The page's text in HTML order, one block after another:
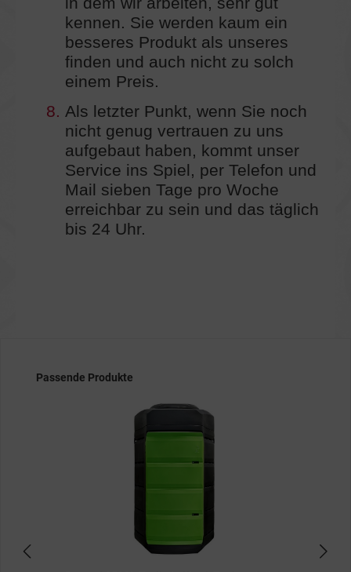
kennen. Sie werden kaum ein
besseres Produkt als unseres
finden und auch nicht zu solch
einem Preis.
8. Als letzter Punkt, wenn Sie noch
nicht genug vertrauen zu uns
aufgebaut haben, kommt unser
Service ins Spiel, per Telefon und
Mail sieben Tage pro Woche
erreichbar zu sein und das täglich
bis 24 Uhr.
Produktgalerie überspringen
Passende Produkte